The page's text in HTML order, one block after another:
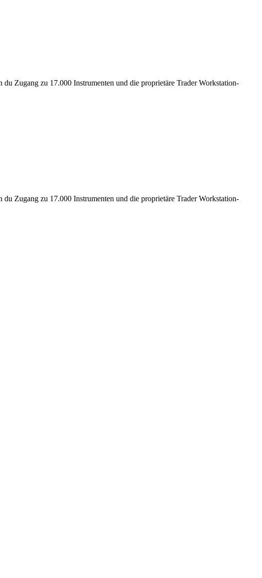
Zugang zu 17.000 Instrumenten und die proprietäre Trader Workstation-
Zugang zu 17.000 Instrumenten und die proprietäre Trader Workstation-